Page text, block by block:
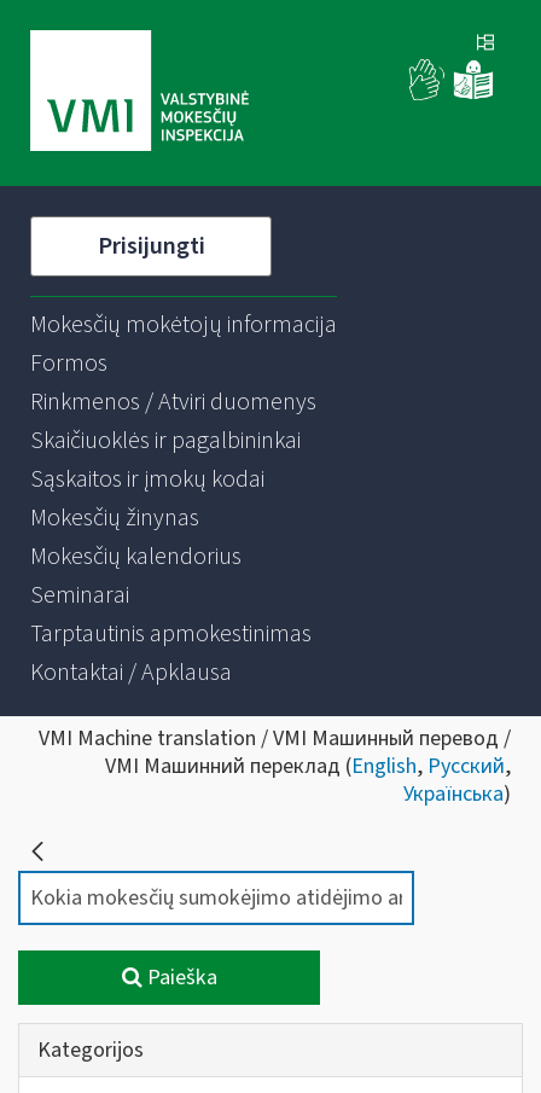
Prisijungti
Mokesčių mokėtojų informacija
Formos
Rinkmenos / Atviri duomenys
Skaičiuoklės ir pagalbininkai
Sąskaitos ir įmokų kodai
Mokesčių žinynas
Mokesčių kalendorius
Seminarai
Tarptautinis apmokestinimas
Kontaktai / Apklausa
VMI Machine translation / VMI Машинный перевод /
VMI Машинний переклад (English, Русский,
Українська)
Paieška
Kategorijos